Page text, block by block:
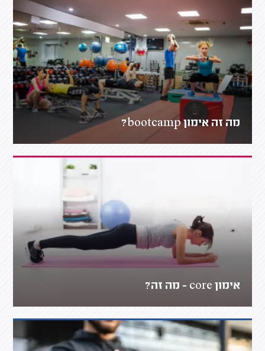
מה זה אימון bootcamp?
אימון core - מה זה?